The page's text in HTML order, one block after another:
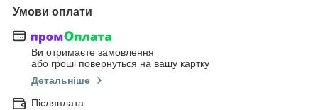
Умови оплати
Ви отримаєте замовлення
або гроші повернуться на вашу картку
Детальніше
Післяплата